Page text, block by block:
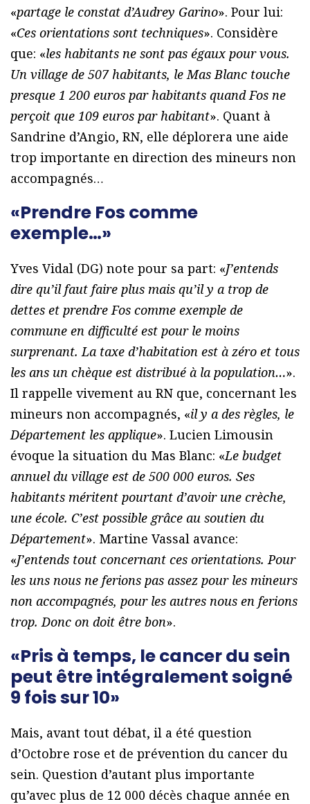
«partage le constat d’Audrey Garino». Pour lui:
«Ces orientations sont techniques». Considère
que: «les habitants ne sont pas égaux pour vous.
Un village de 507 habitants, le Mas Blanc touche
presque 1 200 euros par habitants quand Fos ne
perçoit que 109 euros par habitant». Quant à
Sandrine d’Angio, RN, elle déplorera une aide
trop importante en direction des mineurs non
accompagnés…
«Prendre Fos comme
exemple…»
Yves Vidal (DG) note pour sa part: «J’entends
dire qu’il faut faire plus mais qu’il y a trop de
dettes et prendre Fos comme exemple de
commune en difficulté est pour le moins
surprenant. La taxe d’habitation est à zéro et tous
les ans un chèque est distribué à la population…».
Il rappelle vivement au RN que, concernant les
mineurs non accompagnés, «il y a des règles, le
Département les applique». Lucien Limousin
évoque la situation du Mas Blanc: «Le budget
annuel du village est de 500 000 euros. Ses
habitants méritent pourtant d’avoir une crèche,
une école. C’est possible grâce au soutien du
Département». Martine Vassal avance:
«J’entends tout concernant ces orientations. Pour
les uns nous ne ferions pas assez pour les mineurs
non accompagnés, pour les autres nous en ferions
trop. Donc on doit être bon».
«Pris à temps, le cancer du sein
peut être intégralement soigné
9 fois sur 10»
Mais, avant tout débat, il a été question
d’Octobre rose et de prévention du cancer du
sein. Question d’autant plus importante
qu’avec plus de 12 000 décès chaque année en